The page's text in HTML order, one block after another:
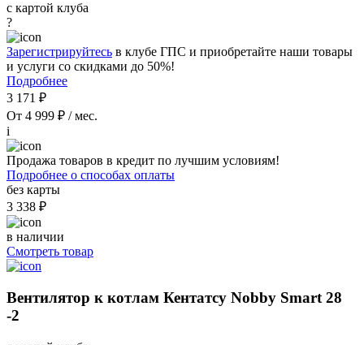
с картой клуба
?
Зарегистрируйтесь в клубе ГПС и приобретайте наши товары
и услуги со скидками до 50%!
Подробнее
3 171 ₽
От 4 999 ₽ / мес.
i
Продажа товаров в кредит по лучшим условиям!
Подробнее о способах оплаты
без карты
3 338 ₽
в наличии
Смотреть товар
Вентилятор к котлам Кентатсу Nobby Smart 28
-2